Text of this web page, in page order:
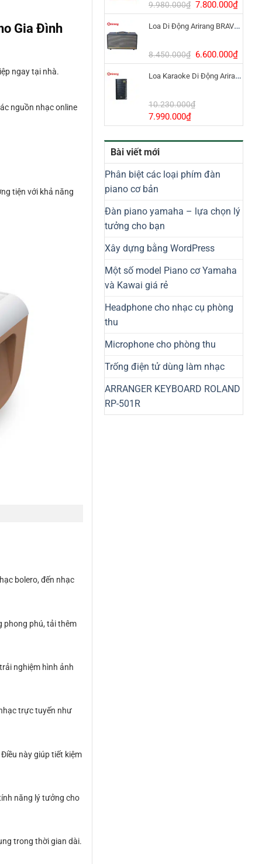
8.800.000₫.
9.980.000₫ Giá
gốc
là:
7.800.000₫Giá
hiện
tại
Loa Di Động Arirang BRAVO 8 800W Có Micro
8.450.000₫ Giá
gốc
là:
6.600.000₫Giá
hiện
tại
Loa Karaoke Di Động Arirang EDGE-X Model I
10.230.000₫
Giá
gốc
là:
10.230.000₫.
7.990.000₫Giá
hiện
tại
7.990.000₫.
Bài viết mới
Phân biệt các loại phím đàn
piano cơ bản
Đàn piano yamaha – lựa chọn lý
tưởng cho bạn
Xây dựng bằng WordPress
Một số model Piano cơ Yamaha
và Kawai giá rẻ
Headphone cho nhạc cụ phòng
thu
Microphone cho phòng thu
Trống điện tử dùng làm nhạc
ARRANGER KEYBOARD ROLAND
RP-501R
Gia Đình
ngay tại nhà.
nguồn nhạc online
tiện với khả năng
bolero, đến nhạc
phong phú, tải thêm
nghiệm hình ảnh
trực tuyến như
này giúp tiết kiệm
năng lý tưởng cho
trong thời gian dài.